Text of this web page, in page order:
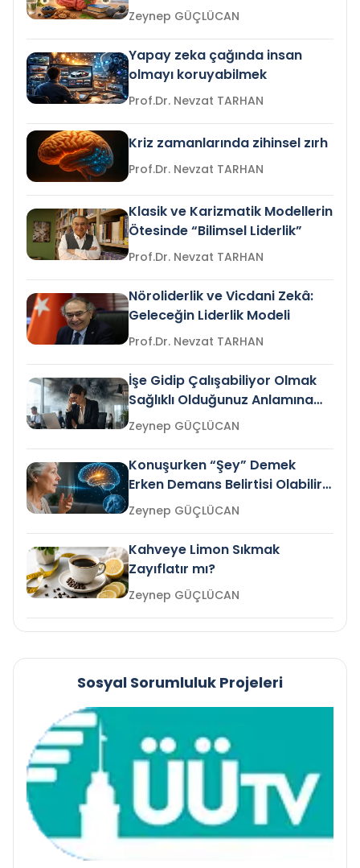
Zeynep GÜÇLÜCAN
Yapay zeka çağında insan
olmayı koruyabilmek
Prof.Dr. Nevzat TARHAN
Kriz zamanlarında zihinsel zırh
Prof.Dr. Nevzat TARHAN
Klasik ve Karizmatik Modellerin
Ötesinde “Bilimsel Liderlik”
Prof.Dr. Nevzat TARHAN
Nöroliderlik ve Vicdani Zekâ:
Geleceğin Liderlik Modeli
Prof.Dr. Nevzat TARHAN
İşe Gidip Çalışabiliyor Olmak
Sağlıklı Olduğunuz Anlamına
Gelir mi?Zeynep GÜÇLÜCAN
Konuşurken “Şey” Demek
Erken Demans Belirtisi Olabilir
mi?
Zeynep GÜÇLÜCAN
Kahveye Limon Sıkmak
Zayıflatır mı?
Zeynep GÜÇLÜCAN
Sosyal Sorumluluk Projeleri